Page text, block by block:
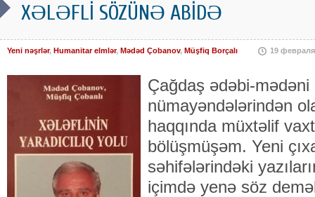
XƏLƏFLİ SÖZÜNƏ ABİDƏ
Yeni nəşrlər, Humanitar elmlər, Mədəd Çobanov, Müşfiq Borçalı 19 февраля
Çağdaş ədəbi-
nümayəndələrindən
haqqında müxtəlif
bölüşmüşəm. Yeni
səhifələrindəki
içimdə yenə söz